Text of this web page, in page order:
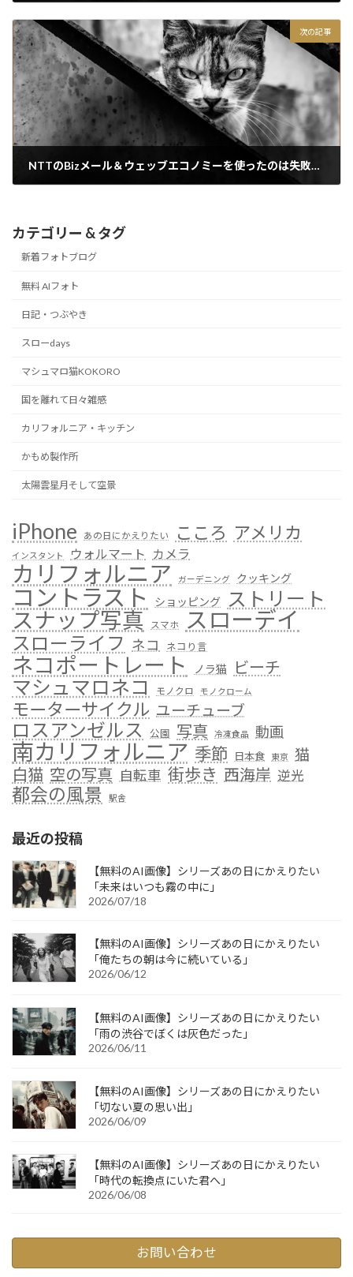
次の記事
NTTのBizメール＆ウェッブエコノミーを使ったのは失敗だったと分かった！
カテゴリー & タグ
新着フォトブログ
無料 AIフォト
日記・つぶやき
スローdays
マシュマロ猫KOKORO
国を離れて日々雑感
カリフォルニア・キッチン
かもめ製作所
太陽雲星月そして空景
iPhone あの日にかえりたい こころ アメリカ
インスタント ウォルマート カメラ
カリフォルニア ガーデニング クッキング
コントラスト ショッピング ストリート
スナップ写真 スマホ スローデイ
スローライフ ネコ ネコり言
ネコポートレート ノラ猫 ビーチ
マシュマロネコ モノクロ モノクローム
モーターサイクル ユーチューブ
ロスアンゼルス 公園 写真 冷凍食品 動画
南カリフォルニア 季節 日本食 東京 猫
白猫 空の写真 自転車 街歩き 西海岸 逆光
都会の風景 駅舎
最近の投稿
【無料のAI画像】シリーズあの日にかえりたい
「未来はいつも霧の中に」
2026/07/18
【無料のAI画像】シリーズあの日にかえりたい
「俺たちの朝は今に続いている」
2026/06/12
【無料のAI画像】シリーズあの日にかえりたい
「雨の渋谷でぼくは灰色だった」
2026/06/11
【無料のAI画像】シリーズあの日にかえりたい
「切ない夏の思い出」
2026/06/09
【無料のAI画像】シリーズあの日にかえりたい
「時代の転換点にいた君へ」
2026/06/08
お問い合わせ